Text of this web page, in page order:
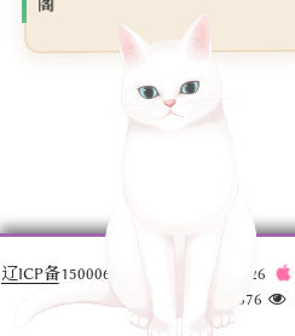
辽ICP备15000696号-3 2026
17032876
阁